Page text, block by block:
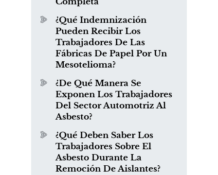
¿Qué Indemnización
Pueden Recibir Los
Trabajadores De Las
Fábricas De Papel Por Un
Mesotelioma?
¿De Qué Manera Se
Exponen Los Trabajadores
Del Sector Automotriz Al
Asbesto?
¿Qué Deben Saber Los
Trabajadores Sobre El
Asbesto Durante La
Remoción De Aislantes?